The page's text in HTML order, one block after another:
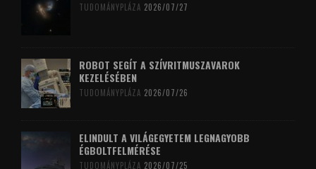
TUDOMÁNYPLÁZA 2026/07/27
ROBOT SEGÍT A SZÍVRITMUSZAVAROK
KEZELÉSÉBEN
TUDOMÁNYPLÁZA 2026/07/26
ELINDULT A VILÁGEGYETEM LEGNAGYOBB
ÉGBOLTFELMÉRÉSE
TUDOMÁNYPLÁZA 2026/07/25